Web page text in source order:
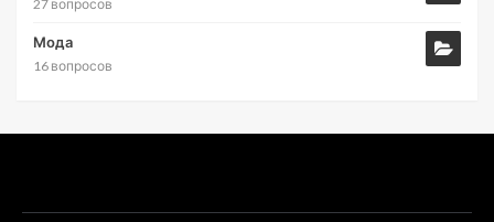
27 вопросов
Мода
16 вопросов